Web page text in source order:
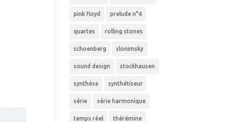
pink floyd prelude n°4
quartes rolling stones
schoenberg slonimsky
sound design stockhausen
synthèse synthétiseur
série série harmonique
temps réel thérémine